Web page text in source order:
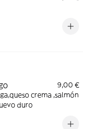
9,00 €
crema ,salmón
duro